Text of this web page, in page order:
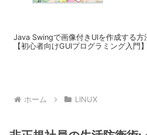
Java Swingで画像付きUIを作成する方
【初心者向けGUIプログラミング入門】
ホーム LINUX